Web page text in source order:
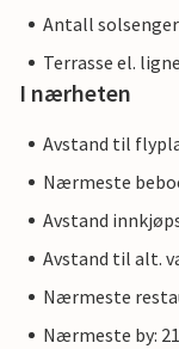
Antall
Terrasse el.
I nærheten
Avstand til
Nærmeste
Avstand
Avstand til alt.
Nærmeste
Nærmeste by: